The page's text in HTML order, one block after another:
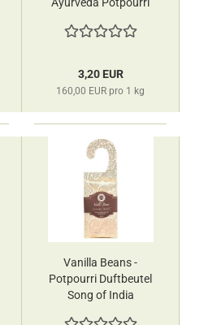
India
3,20 EUR
160,00 EUR pro 1 kg
Vanilla Beans -
Potpourri Duftbeutel
Song of India